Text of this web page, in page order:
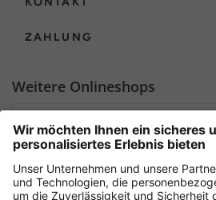
ZAHLUNG
Weitere Onlineshops
Sicher einkaufen mit